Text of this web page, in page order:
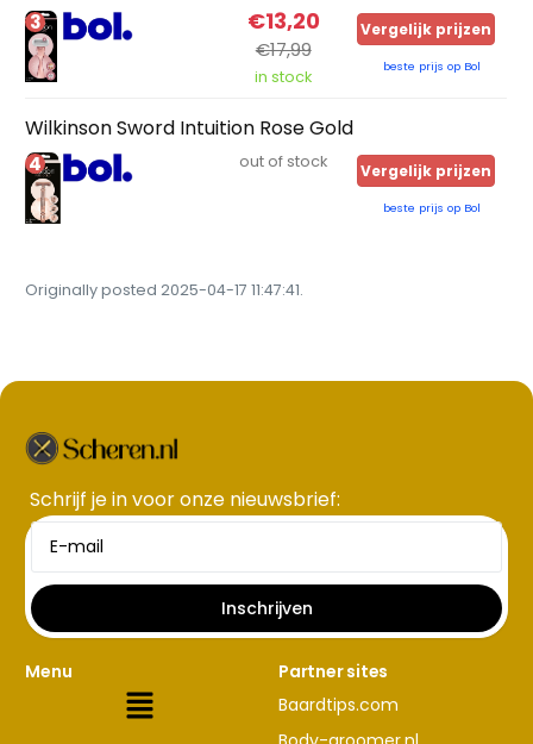
3 €13,20
€17,99
in stock
Vergelijk prijzen
beste prijs op Bol
Wilkinson Sword Intuition Rose Gold
4 out of stock Vergelijk prijzen
beste prijs op Bol
Originally posted 2025-04-17 11:47:41.
Schrijf je in voor onze nieuwsbrief​:
Inschrijven
Menu
Partner sites
Baardtips.com